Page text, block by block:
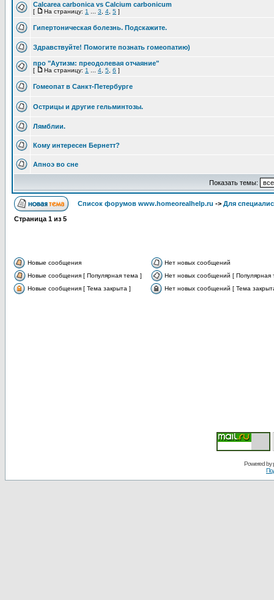
Calcarea carbonica vs Calcium carbonicum
[ На страницу: 1 3 4 5 ]
Гипертоническая болезнь. Подскажите.
Здравствуйте! Помогите познать гомеопатию)
про "Аутизм: преодолевая отчаяние"
[ На страницу: 1 4 5 6 ]
Гомеопат в Санкт-Петербурге
Острицы и другие гельминтозы.
Лямблии.
Кому интересен Бернетт?
Апноэ во сне
Показать темы:
Список форумов www.homeorealhelp.ru -> Для
Страница 1 из 5
Новые сообщения
Нет новых сообщений
Новые сообщения [ Популярная тема ]
Нет новых сообщений [ Популярная
Новые сообщения [ Тема закрыта ]
Нет новых сообщений [ Тема
Powered by